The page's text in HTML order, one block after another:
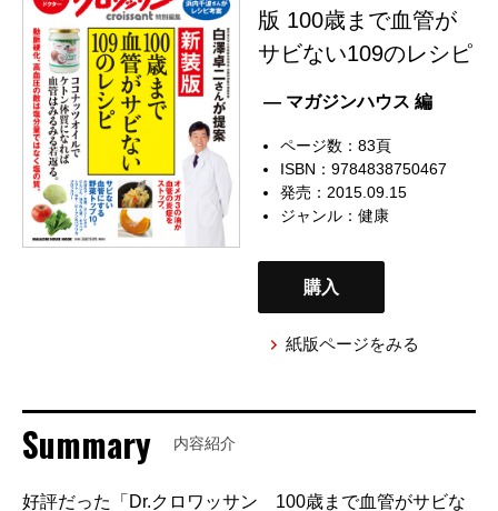
版 100歳まで血管が
サビない109のレシピ
— マガジンハウス 編
ページ数：83頁
ISBN：9784838750467
発売：2015.09.15
ジャンル：健康
購入
紙版ページをみる
Summary 内容紹介
好評だった「Dr.クロワッサン 100歳まで血管がサビな